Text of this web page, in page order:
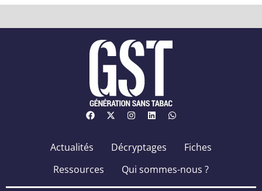
Actualités Décryptages
Fiches
Ressources
Qui sommes-nous ?